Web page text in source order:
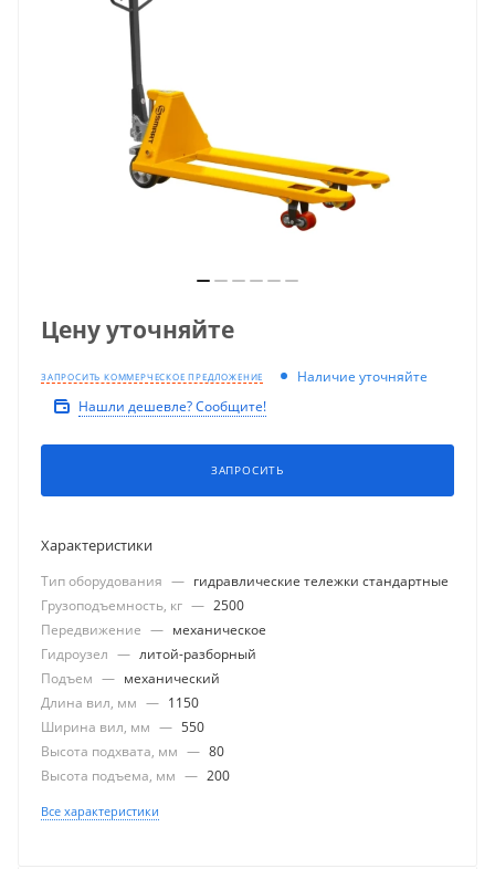
Цену уточняйте
ЗАПРОСИТЬ КОММЕРЧЕСКОЕ ПРЕДЛОЖЕНИЕ
Наличие уточняйте
Нашли дешевле? Сообщите!
ЗАПРОСИТЬ
Характеристики
Тип оборудования — гидравлические тележки стандартные
Грузоподъемность, кг — 2500
Передвижение — механическое
Гидроузел — литой-разборный
Подъем — механический
Длина вил, мм — 1150
Ширина вил, мм — 550
Высота подхвата, мм — 80
Высота подъема, мм — 200
Все характеристики